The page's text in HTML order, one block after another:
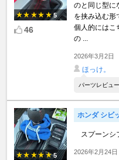
5
46
のと同じ型に
を挟み込む形
個人的にはこ
の ...
2026年3月2日
ほっけ。
パーツレビュ
5
ホンダ シビ
スプーンシ
2026年2月24日